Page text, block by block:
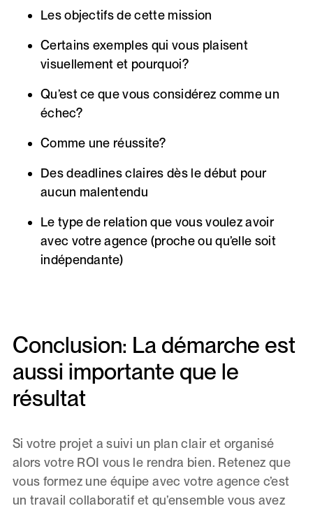
Les objectifs de cette mission
Certains exemples qui vous plaisent
visuellement et pourquoi?
Qu’est ce que vous considérez comme un
échec?
Comme une réussite?
Des deadlines claires dès le début pour
aucun malentendu
Le type de relation que vous voulez avoir
avec votre agence (proche ou qu’elle soit
indépendante)
Conclusion: La démarche est
aussi importante que le
résultat
Si votre projet a suivi un plan clair et organisé
alors votre ROI vous le rendra bien. Retenez que
vous formez une équipe avec votre agence c’est
un travail collaboratif et qu’ensemble vous avez